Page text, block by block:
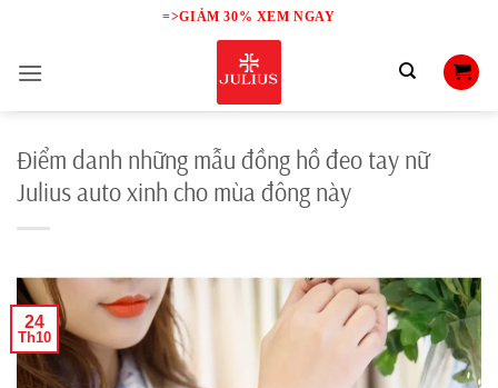
content
=>GIẢM 30% XEM NGAY
Điểm danh những mẫu đồng hồ đeo tay nữ
Julius auto xinh cho mùa đông này
24
Th10